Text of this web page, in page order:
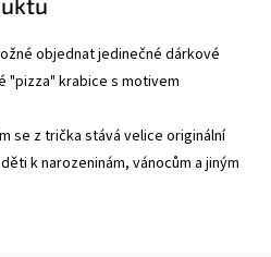
objednat jedinečné dárkové
"pizza" krabice s motivem
se z trička stává velice originální
k narozeninám, vánocům a jiným